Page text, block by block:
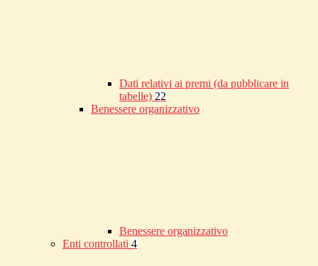
Dati relativi ai premi (da pubblicare in
tabelle) 22
Benessere organizzativo
Benessere organizzativo
Enti controllati 4